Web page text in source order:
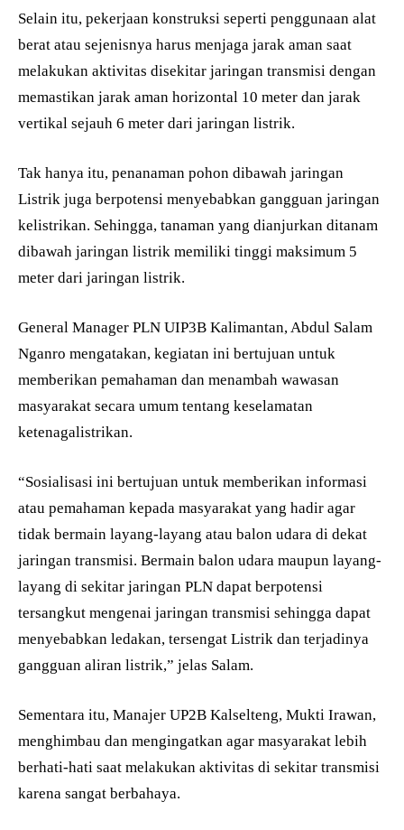
Selain itu, pekerjaan konstruksi seperti penggunaan alat
berat atau sejenisnya harus menjaga jarak aman saat
melakukan aktivitas disekitar jaringan transmisi dengan
memastikan jarak aman horizontal 10 meter dan jarak
vertikal sejauh 6 meter dari jaringan listrik.
Tak hanya itu, penanaman pohon dibawah jaringan
Listrik juga berpotensi menyebabkan gangguan jaringan
kelistrikan. Sehingga, tanaman yang dianjurkan ditanam
dibawah jaringan listrik memiliki tinggi maksimum 5
meter dari jaringan listrik.
General Manager PLN UIP3B Kalimantan, Abdul Salam
Nganro mengatakan, kegiatan ini bertujuan untuk
memberikan pemahaman dan menambah wawasan
masyarakat secara umum tentang keselamatan
ketenagalistrikan.
“Sosialisasi ini bertujuan untuk memberikan informasi
atau pemahaman kepada masyarakat yang hadir agar
tidak bermain layang-layang atau balon udara di dekat
jaringan transmisi. Bermain balon udara maupun layang-
layang di sekitar jaringan PLN dapat berpotensi
tersangkut mengenai jaringan transmisi sehingga dapat
menyebabkan ledakan, tersengat Listrik dan terjadinya
gangguan aliran listrik,” jelas Salam.
Sementara itu, Manajer UP2B Kalselteng, Mukti Irawan,
menghimbau dan mengingatkan agar masyarakat lebih
berhati-hati saat melakukan aktivitas di sekitar transmisi
karena sangat berbahaya.